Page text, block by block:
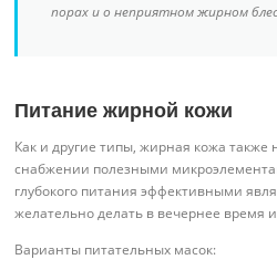
порах и о неприятном жирном
Питание жирной кожи
Как и другие типы, жирная кожа также
снабжении полезными
глубокого питания эффективными
желательно делать в вечернее время
Варианты питательных масок: